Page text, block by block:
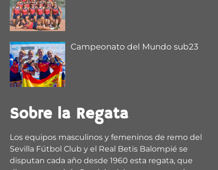
2 5
remoandaluz @remoandaluz
@muchodeportecom/ La satisfacción de Esther
Fuerte
https://www.muchodeporte.com/deporte-
Campeonato del Mundo sub23
Sobre la Regata
Los equipos masculinos y femeninos de remo del
Sevilla Fútbol Club y el Real Betis Balompié se
disputan cada año desde 1960 esta regata, que